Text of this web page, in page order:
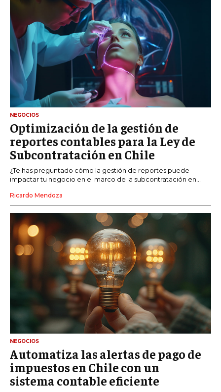
NEGOCIOS
Optimización de la gestión de
reportes contables para la Ley de
Subcontratación en Chile
¿Te has preguntado cómo la gestión de reportes puede
impactar tu negocio en el marco de la subcontratación en...
Ricardo Mendoza
NEGOCIOS
Automatiza las alertas de pago de
impuestos en Chile con un
sistema contable eficiente